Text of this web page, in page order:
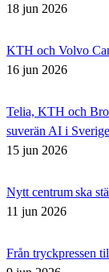
18 jun 2026
KTH och Volvo
16 jun 2026
Telia, KTH och
suverän AI i Sverige
15 jun 2026
Nytt centrum ska
11 jun 2026
Från tryckpressen